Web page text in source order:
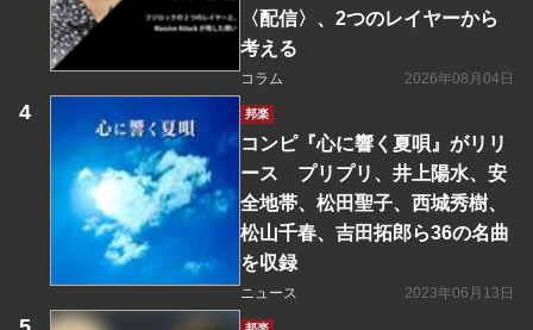
〈配信〉、2つのレイヤーから
考える
コラム 2026年08月04日
邦楽
コンピ『心に響く夏唄』がリリ
ース プリプリ、井上陽水、安
全地帯、松田聖子、西城秀樹、
松山千春、吉田拓郎ら36の名曲
を収録
ニュース 2023年06月13日